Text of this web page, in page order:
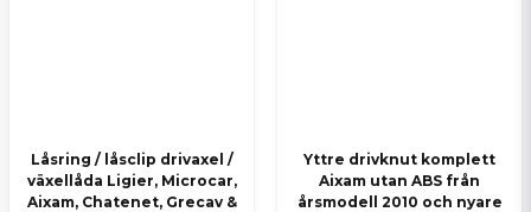
Låsring / låsclip drivaxel /
växellåda Ligier, Microcar,
Aixam, Chatenet, Grecav &
Yttre drivknut komplett
Aixam utan ABS från
årsmodell 2010 och nyare